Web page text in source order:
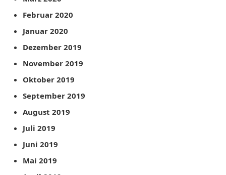
Februar 2020
Januar 2020
Dezember 2019
November 2019
Oktober 2019
September 2019
August 2019
Juli 2019
Juni 2019
Mai 2019